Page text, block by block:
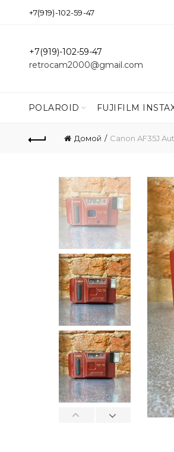
+7(919)-102-59-47
+7(919)-102-59-47
retrocam2000@gmail.com
POLAROID FUJIFILM
Домой Canon AF35J